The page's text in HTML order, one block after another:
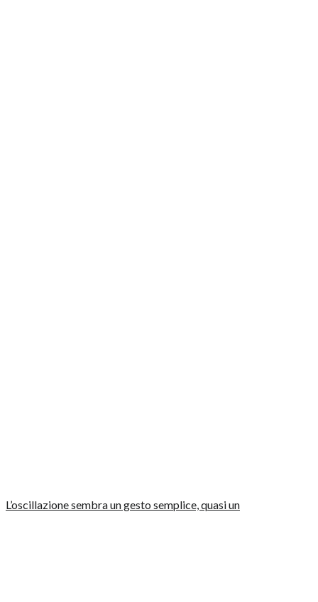
L’oscillazione sembra un gesto semplice, quasi un